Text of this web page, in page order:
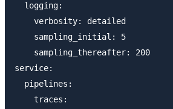
  logging:
    verbosity: detailed
    sampling_initial: 5
    sampling_thereafter: 200
service:
  pipelines:
    traces: